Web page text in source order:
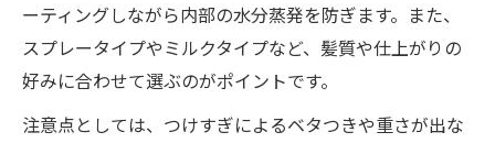
洗い流さないトリートメントの水分補給力
髪のパサつきを防ぐアウトバスケアの魅力
ヘアカラー髪へのおすすめ活用法を解説
使用実感で分かるメリットとデメリット
ーティングしながら内部の水分蒸発を防ぎます。また、
スプレータイプやミルクタイプなど、髪質や仕上がりの
好みに合わせて選ぶのがポイントです。
注意点としては、つけすぎによるベタつきや重さが出な